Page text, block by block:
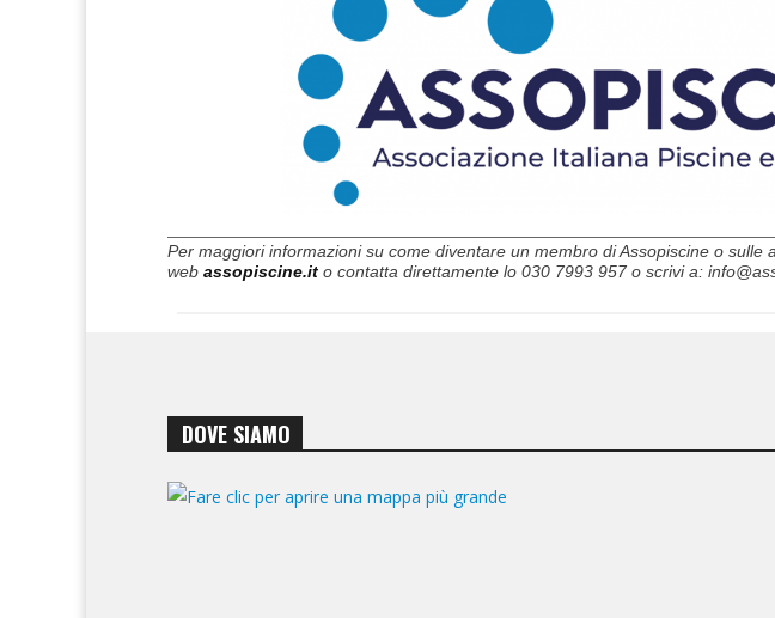
Per maggiori informazioni su come diventare un membro di Assopiscine o sulle
web assopiscine.it o contatta direttamente lo 030 7993 957 o scrivi a:
DOVE SIAMO